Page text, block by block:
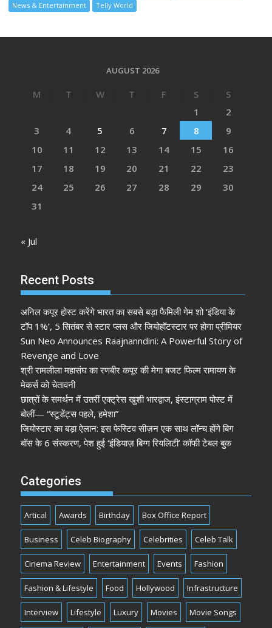
News & Entertainment
Telly World
AUGUST 2026
M T W T F S
S
1
2
3
4 5 6 7 8
9
10
11 12 13 14 15
16
17
18 19 20 21 22
23
24
25 26 27 28 29
30
31
« Jul
Recent Posts
अनिल कपूर होस्ट करेंगे भारत का सबसे बड़ा फैमिली गेम शो ‘इंडिया के
टॉप 1%’, 5 सितंबर से स्टार प्लस और जियोहॉटस्टार पर होगा प्रीमियर
Sun Neo Announces Raajnanndini: A Powerful Story of
Revenge and Love
श्री रामलीला महासंघ का रणबीर कपूर की मेगा बजट फिल्म रामायण के
मेकर्स को चेतावनी
छात्रों के समर्थन में उतरीं एक्ट्रेस खुशी भारद्वाज, इंस्टाग्राम पोस्ट में
बोलीं— “स्टूडेंट्स पहले, हमेशा”
जियोस्टार का बड़ा ऐलान: इस फेस्टिव सीज़न एक साथ लॉन्च होंगे बिग
बॉस के 6 संस्करण, पेश हुई ‘इंडियाज़ बिग्ग रियलिटी’ कॉफी टेबल बुक
Categories
Artical Awards Birthday Box Office Report
Business Celeb Biography Celebrities Celeb Talk
Cinema Review Entertainment Events Fashion
Fashion & Lifestyle Food Hollywood Infrastructure
Interview Lifestyle Luxury Movies Movie Songs